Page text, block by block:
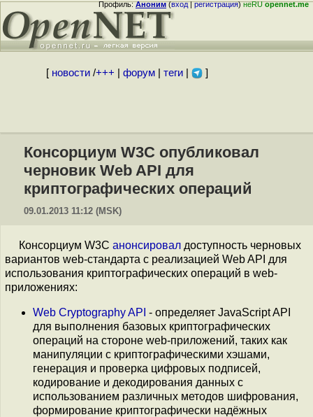
Профиль:Аноним(вход|регистрация)неRUopennet.me
[ новости/+++ форум| теги| ]
Консорциум W3C опубликовал
черновик Web API для
криптографических операций
09.01.2013 11:12 (MSK)
Консорциум W3C анонсировал доступность черновых
вариантов web-стандарта с реализацией Web API для
использования криптографических операций в web-
приложениях:
Web Cryptography API - определяет JavaScript API
для выполнения базовых криптографических
операций на стороне web-приложений, таких как
манипуляции с криптографическими хэшами,
генерация и проверка цифровых подписей,
кодирование и декодирования данных с
использованием различных методов шифрования,
формирование криптографически надёжных